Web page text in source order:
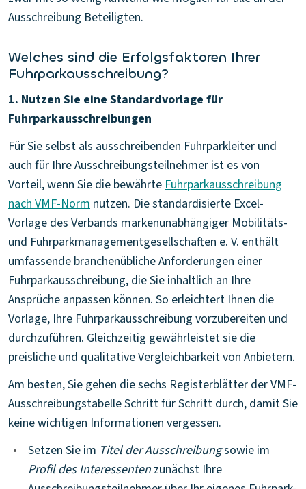
Ausschreibung Beteiligten.
Welches sind die Erfolgsfaktoren Ihrer
Fuhrparkausschreibung?
1. Nutzen Sie eine Standardvorlage für
Fuhrparkausschreibungen
Für Sie selbst als ausschreibenden Fuhrparkleiter und
auch für Ihre Ausschreibungsteilnehmer ist es von
Vorteil, wenn Sie die bewährteFuhrparkausschreibung
nach VMF-Norm nutzen. Die standardisierte Excel-
Vorlage des Verbands markenunabhängiger Mobilitäts-
und Fuhrparkmanagementgesellschaften e. V. enthält
umfassende branchenübliche Anforderungen einer
Fuhrparkausschreibung, die Sie inhaltlich an Ihre
Ansprüche anpassen können. So erleichtert Ihnen die
Vorlage, Ihre Fuhrparkausschreibung vorzubereiten und
durchzuführen. Gleichzeitig gewährleistet sie die
preisliche und qualitative Vergleichbarkeit von Anbietern.
Am besten, Sie gehen die sechs Registerblätter der VMF-
Ausschreibungstabelle Schritt für Schritt durch, damit Sie
keine wichtigen Informationen vergessen.
•
Setzen Sie im Titel der Ausschreibungsowie im
Profil des Interessenten zunächst Ihre